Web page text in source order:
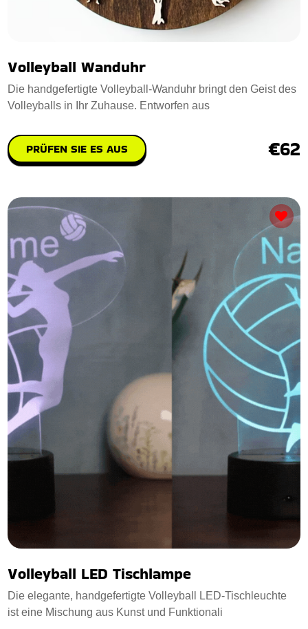
Volleyball Wanduhr
Die handgefertigte Volleyball-Wanduhr bringt den Geist des
Volleyballs in Ihr Zuhause. Entworfen aus
PRÜFEN SIE ES AUS €62
Volleyball LED Tischlampe
Die elegante, handgefertigte Volleyball LED-Tischleuchte
ist eine Mischung aus Kunst und Funktionali